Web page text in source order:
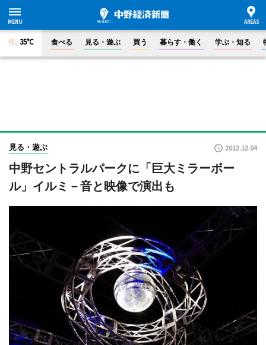
35°C 食べる 見る・遊ぶ 買う 暮らす・働く 学ぶ・知る
見る・遊ぶ 2012.12.04
中野セントラルパークに「巨大ミラーボー
ル」イルミ－音と映像で演出も